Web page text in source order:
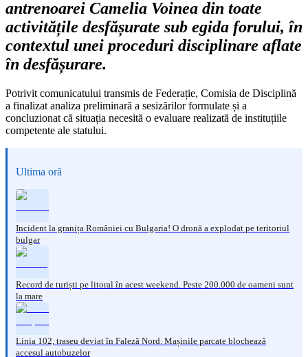
antrenoarei Camelia Voinea din toate
activitățile desfășurate sub egida forului, în
contextul unei proceduri disciplinare aflate
în desfășurare.
Potrivit comunicatului transmis de Federație, Comisia de Disciplină
a finalizat analiza preliminară a sesizărilor formulate și a
concluzionat că situația necesită o evaluare realizată de instituțiile
competente ale statului.
Ultima oră
Incident la granița României cu Bulgaria! O dronă a explodat pe teritoriul
bulgar
Record de turiști pe litoral în acest weekend. Peste 200.000 de oameni sunt
la mare
Linia 102, traseu deviat în Faleză Nord. Mașinile parcate blochează
accesul autobuzelor